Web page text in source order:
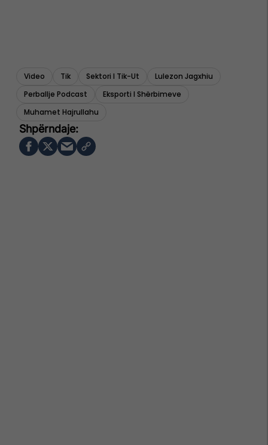
Video Tik Sektori I Tik-Ut
Lulezon Jagxhiu
Perballje Podcast
Eksporti I Shërbimeve
Muhamet Hajrullahu